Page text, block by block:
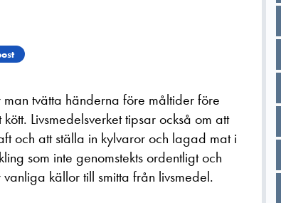
tvätta händerna före måltider före
Livsmedelsverket tipsar också om att
och att ställa in kylvaror och lagad mat i
som inte genomstekts ordentligt och
källor till smitta från livsmedel.